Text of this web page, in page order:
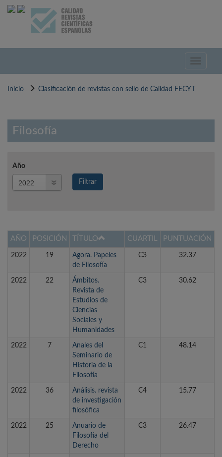
Pasar
Toggle
Inicio Clasificación de revistas con sello de Calidad FECYT
Filosofía
Año
Filtrar
AÑO POSICIÓN TÍTULO CUARTIL PUNTUACIÓN
2022 19
Agora. Papeles
de Filosofía
C3 32.37
2022 22
Ámbitos.
Revista de
Estudios de
Ciencias
Sociales y
Humanidades
C3 30.62
2022 7
Anales del
Seminario de
Historia de la
Filosofía
C1 48.14
2022 36
Análisis. revista
de investigación
filosófica
C4 15.77
2022 25
Anuario de
Filosofía del
Derecho
C3 26.47